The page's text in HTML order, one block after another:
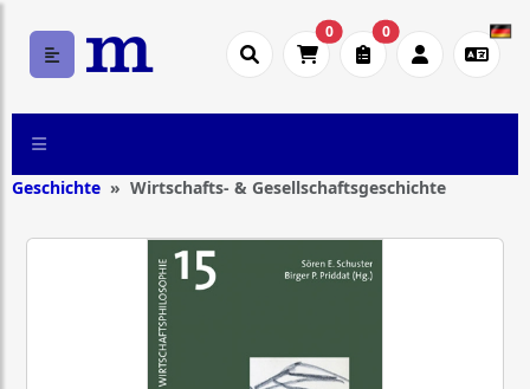
0 0
Geschichte Wirtschafts- & Gesellschaftsgeschichte